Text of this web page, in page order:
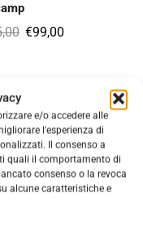
e/o accedere alle
l'esperienza di
Il consenso a
quali il comportamento di
consenso o la revoca
alcune caratteristiche e
€99,00